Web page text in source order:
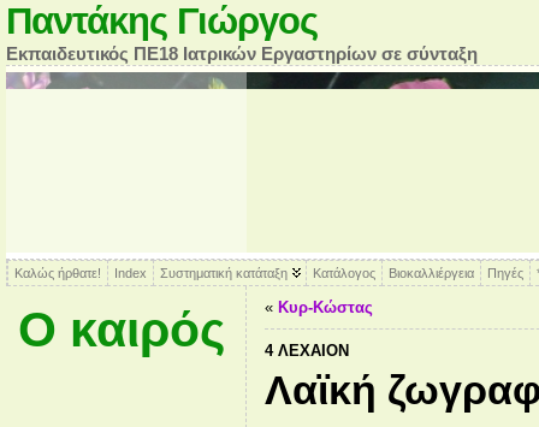
Παντάκης Γιώργος
Εκπαιδευτικός ΠΕ18 Ιατρικών Εργαστηρίων σε σύνταξη
Καλώς ήρθατε! Index Συστηματική κατάταξη Κατάλογος Βιοκαλλιέργεια Πηγές
Ο καιρός « Κυρ-Κώστας
4 ΛΈΧΑΙΟΝ
Λαϊκή